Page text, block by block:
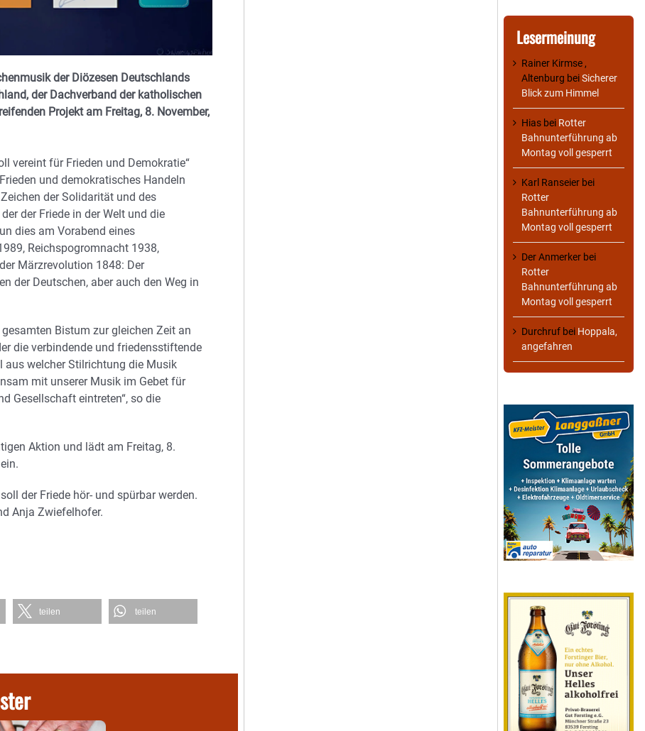
der Diözesen Deutschlands
der Dachverband der katholischen
Projekt am Freitag, 8. November,
vereint für Frieden und Demokratie“
und demokratisches Handeln
der Solidarität und des
der Friede in der Welt und die
dies am Vorabend eines
Reichspogromnacht 1938,
Märzrevolution 1848: Der
der Deutschen, aber auch den Weg in
Bistum zur gleichen Zeit an
die verbindende und friedensstiftende
aus welcher Stilrichtung die Musik
mit unserer Musik im Gebet für
Gesellschaft eintreten“, so die
Aktion und lädt am Freitag, 8.
der Friede hör- und spürbar werden.
Anja Zwiefelhofer.
teilen teilen
Lesermeinung
Rainer Kirmse ,
Altenburg beiSicherer
Blick zum Himmel
Hias bei Rotter
Bahnunterführung ab
Montag voll gesperrt
Karl Ranseier bei
Rotter
Bahnunterführung ab
Montag voll gesperrt
Der Anmerker bei
Rotter
Bahnunterführung ab
Montag voll gesperrt
Durchruf bei Hoppala,
angefahren